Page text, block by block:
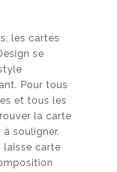
les cartes
se
Pour tous
et tous les
la carte
à souligner.
laisse carte